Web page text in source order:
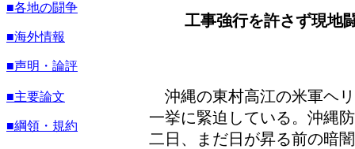
■各地の闘争
■海外情報
■声明・論評
■主要論文
■綱領・規約
工事強行を許さず現地
沖縄の東村高江の米軍ヘ
一挙に緊迫している。沖縄
二日、まだ日が昇る前の暗